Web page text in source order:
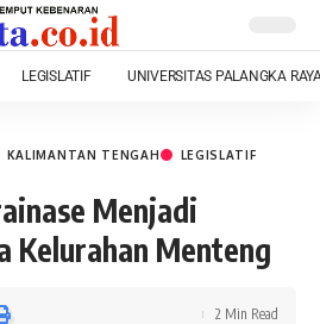
LEGISLATIF UNIVERSITAS PALANGKA
KALIMANTAN TENGAH
LEGISLATIF
Menjadi
Kelurahan Menteng
2 Min Read